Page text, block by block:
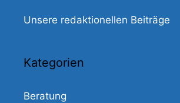
Unsere redaktionellen Beiträge
Kategorien
Beratung